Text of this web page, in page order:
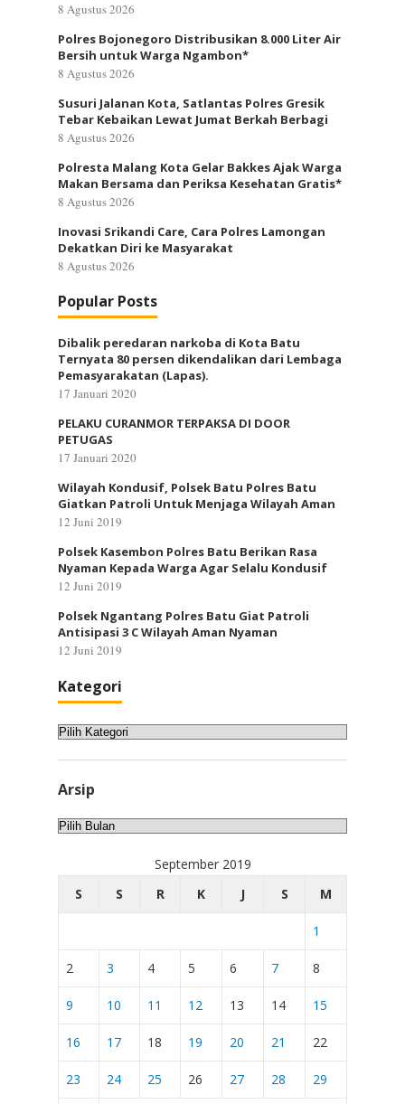
8 Agustus 2026
Polres Bojonegoro Distribusikan 8.000 Liter Air
Bersih untuk Warga Ngambon*
8 Agustus 2026
Susuri Jalanan Kota, Satlantas Polres Gresik
Tebar Kebaikan Lewat Jumat Berkah Berbagi
8 Agustus 2026
Polresta Malang Kota Gelar Bakkes Ajak Warga
Makan Bersama dan Periksa Kesehatan Gratis*
8 Agustus 2026
Inovasi Srikandi Care, Cara Polres Lamongan
Dekatkan Diri ke Masyarakat
8 Agustus 2026
Popular Posts
Dibalik peredaran narkoba di Kota Batu
Ternyata 80 persen dikendalikan dari Lembaga
Pemasyarakatan (Lapas).
17 Januari 2020
PELAKU CURANMOR TERPAKSA DI DOOR
PETUGAS
17 Januari 2020
Wilayah Kondusif, Polsek Batu Polres Batu
Giatkan Patroli Untuk Menjaga Wilayah Aman
12 Juni 2019
Polsek Kasembon Polres Batu Berikan Rasa
Nyaman Kepada Warga Agar Selalu Kondusif
12 Juni 2019
Polsek Ngantang Polres Batu Giat Patroli
Antisipasi 3 C Wilayah Aman Nyaman
12 Juni 2019
Kategori
Kategori
Arsip
Arsip
September 2019
S
S R K J S M
1
2 3 4 5 6 7 8
9 10 11 12 13 14 15
16 17 18 19 20 21 22
23 24 25 26 27 28 29